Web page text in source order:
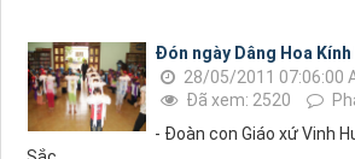
Đón ngày Dâng Hoa Kính
28/05/2011 07:06:00
Đã xem: 2520
- Đoàn con Giáo xứ Vinh